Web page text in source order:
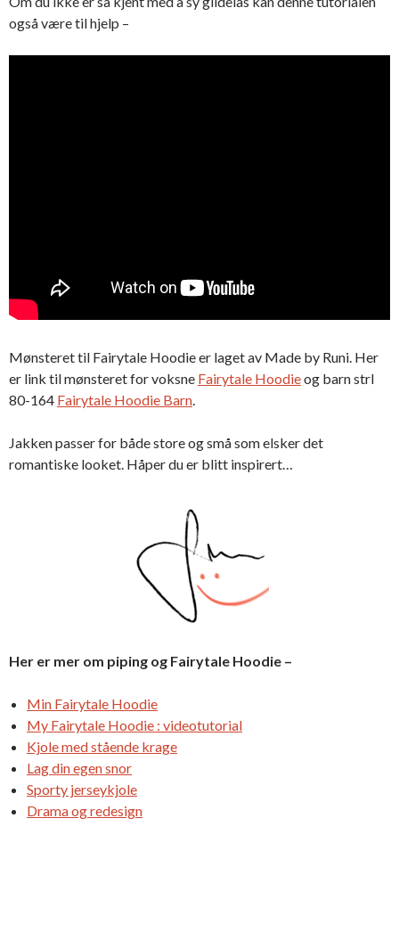
også være til hjelp –
Mønsteret til Fairytale Hoodie er laget av Made by Runi. Her
er link til mønsteret for voksne Fairytale Hoodieog barn strl
80-164 Fairytale Hoodie Barn.
Jakken passer for både store og små som elsker det
romantiske looket. Håper du er blitt inspirert…
Her er mer om piping og Fairytale Hoodie –
Min Fairytale Hoodie
My Fairytale Hoodie : videotutorial
Kjole med stående krage
Lag din egen snor
Sporty jerseykjole
Drama og redesign